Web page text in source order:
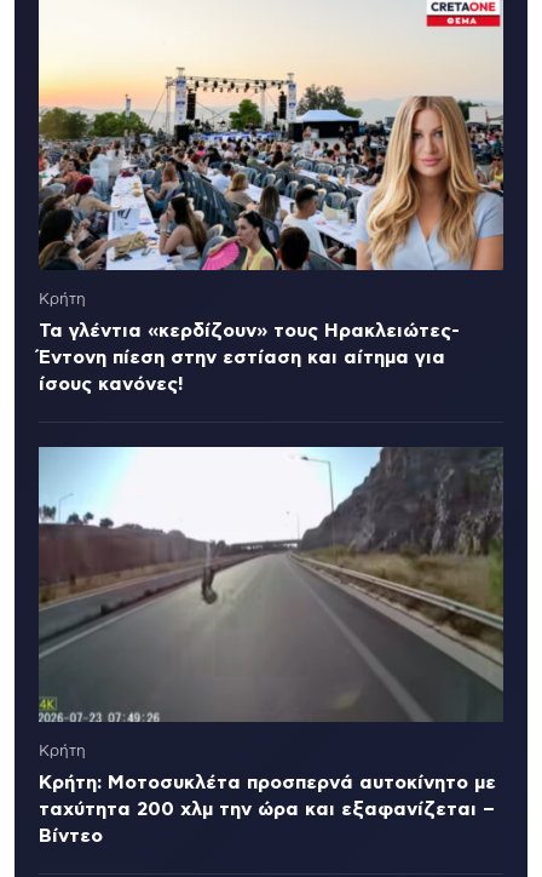
Κρήτη
Τα γλέντια «κερδίζουν» τους Ηρακλειώτες-
Έντονη πίεση στην εστίαση και αίτημα για
ίσους κανόνες!
Κρήτη
Κρήτη: Μοτοσυκλέτα προσπερνά αυτοκίνητο με
ταχύτητα 200 χλμ την ώρα και εξαφανίζεται –
Βίντεο